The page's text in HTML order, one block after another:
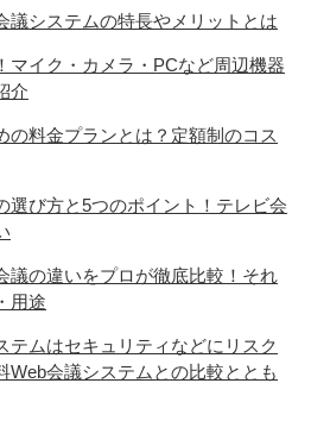
議システムの特長やメリットとは
マイク・カメラ・PCなど周辺機器
介
の料金プランとは？定額制のコス
選び方と5つのポイント！テレビ会
議の違いをプロが徹底比較！それ
用途
テムはセキュリティなどにリスク
Web会議システムとの比較ととも